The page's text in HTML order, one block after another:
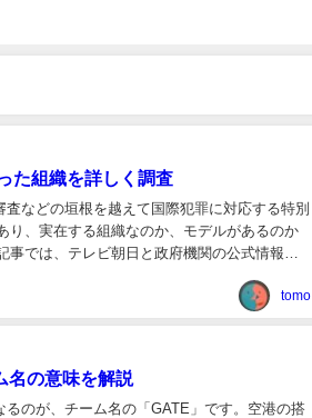
た組織を詳しく調査
などの垣根を越えて国際犯罪に対応する特別
り、実在する組織なのか、モデルがあるのか
では、テレビ朝日と政府機関の公式情報を
tomo
名の意味を解説
のが、チーム名の「GATE」です。空港の搭